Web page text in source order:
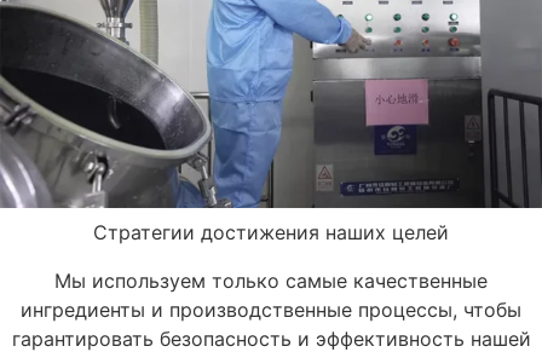
Стратегии достижения наших целей
Мы используем только самые качественные
ингредиенты и производственные процессы, чтобы
гарантировать безопасность и эффективность нашей